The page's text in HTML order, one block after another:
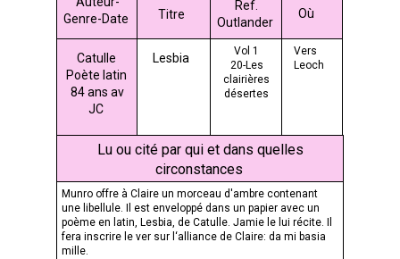
Genre-Date
Titre Où
Catulle
Poète latin
84 ans av
JC
Lesbia
Vol 1
20-Les
clairières
désertes
prisonnier
écossais
22-Glastuig
Ref.
Outlander
Vers
Leoch
Lu ou cité par qui et dans quelles
circonstances
Munro offre à Claire un morceau d'ambre contenant
une libellule. Il est enveloppé dans un papier avec un
poème en latin, Lesbia, de Catulle. Jamie le lui récite. Il
fera inscrire le ver sur l‘alliance de Claire: da mi basia
mille.